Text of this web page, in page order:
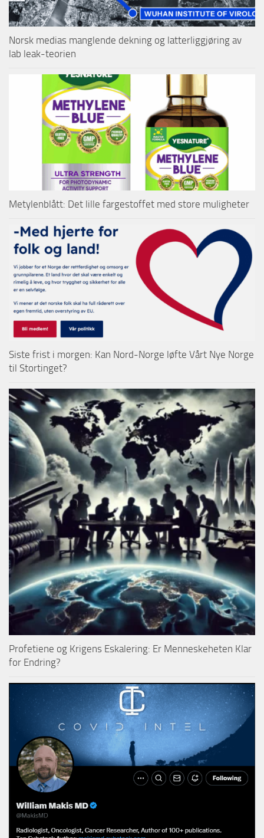
Norsk medias manglende dekning og latterliggjøring av
lab leak-teorien
Metylenblått: Det lille fargestoffet med store muligheter
Siste frist i morgen: Kan Nord-Norge løfte Vårt Nye Norge
til Stortinget?
Profetiene og Krigens Eskalering: Er Menneskeheten Klar
for Endring?